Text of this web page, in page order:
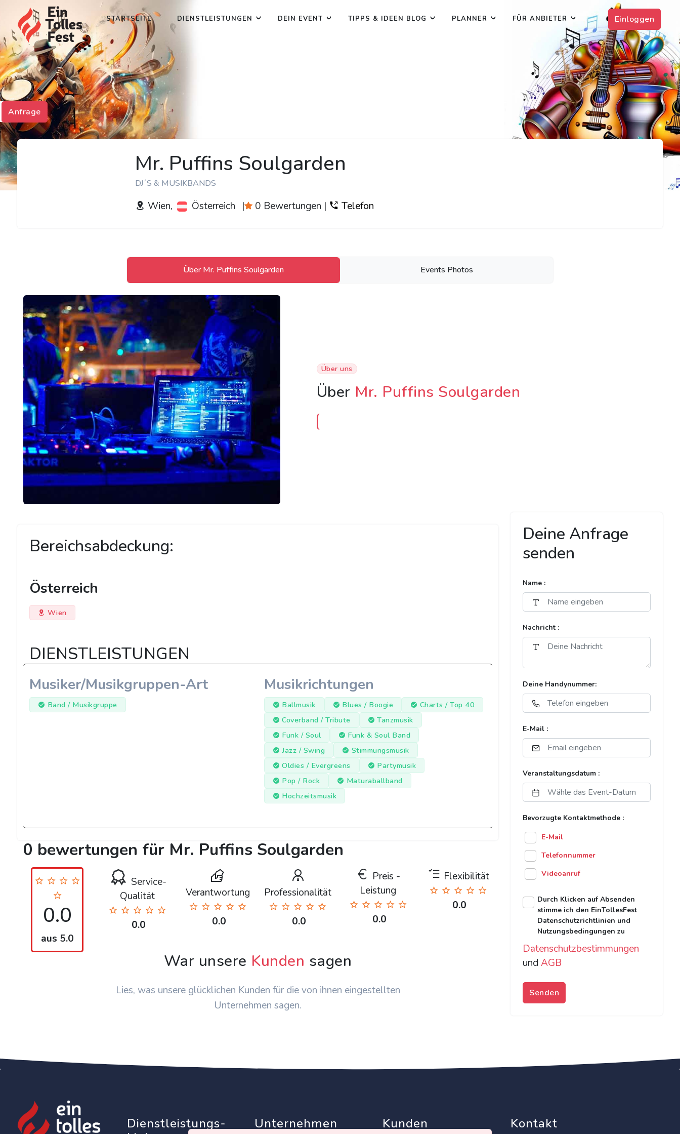
Einloggen
STARTSEITE DIENSTLEISTUNGEN DEIN EVENT TIPPS & IDEEN BLOG PLANNER FÜR ANBIETER
Mr. Puffins Soulgarden
DJ´S & MUSIKBANDS
Wien, Österreich | 0 Bewertungen | Telefon
Über Mr. Puffins Soulgarden Events Photos
Über uns
Über Mr. Puffins Soulgarden
Bereichsabdeckung:
Österreich
Wien
DIENSTLEISTUNGEN
Musiker/Musikgruppen-Art
Band / Musikgruppe
Musikrichtungen
Ballmusik Blues / Boogie
Charts / Top 40
Coverband / Tribute
Tanzmusik
Funk / Soul
Funk & Soul Band
Jazz / Swing
Stimmungsmusik
Oldies / Evergreens
Partymusik
Pop / Rock
Maturaballband
Hochzeitsmusik
0 bewertungen für Mr. Puffins Soulgarden
0.0
aus 5.0
Service-
Qualität
0.0
Verantwortung
0.0
Professionalität
0.0
Preis -
Leistung
0.0
Flexibilität
0.0
War unsere Kunden sagen
Lies, was unsere glücklichen Kunden für die von ihnen eingestellten
Unternehmen sagen.
Deine Anfrage
senden
Name :
Nachricht :
Deine Handynummer:
E-Mail :
Veranstaltungsdatum :
Bevorzugte Kontaktmethode :
E-Mail
Telefonnummer
Videoanruf
Durch Klicken auf Absenden
stimme ich den EinTollesFest
Datenschutzrichtlinien und
Nutzungsbedingungen zu
Datenschutzbestimmungen
und AGB
Senden
Anfrage
Dienstleistungs-
Unternehmen Kunden Kontakt